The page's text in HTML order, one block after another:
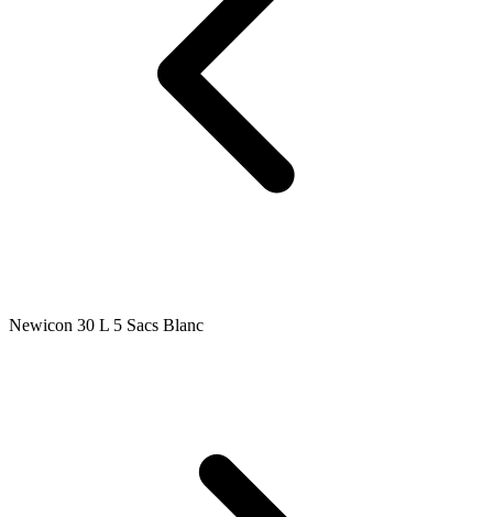
Newicon 30 L 5 Sacs Blanc